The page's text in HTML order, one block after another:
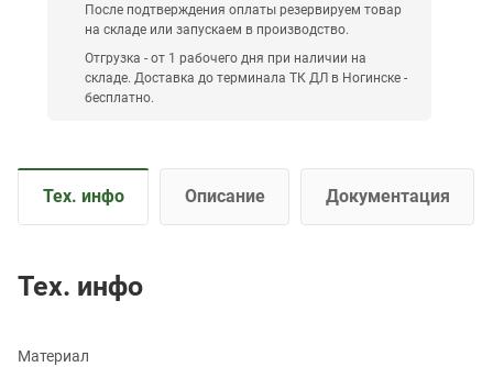
После подтверждения оплаты резервируем товар
на складе или запускаем в производство.
Отгрузка - от 1 рабочего дня при наличии на
складе. Доставка до терминала ТК ДЛ в Ногинске -
бесплатно.
Тех. инфо Описание Документация
Тех. инфо
Материал